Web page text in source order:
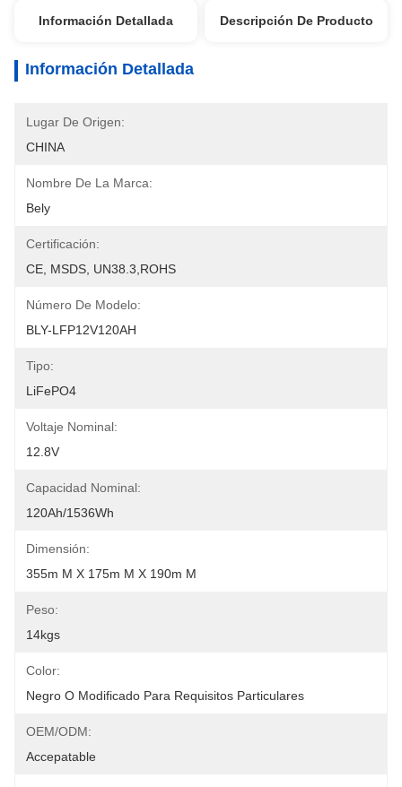
Información Detallada Descripción De Producto
Información Detallada
Lugar De Origen:
CHINA
Nombre De La Marca:
Bely
Certificación:
CE, MSDS, UN38.3,ROHS
Número De Modelo:
BLY-LFP12V120AH
Tipo:
LiFePO4
Voltaje Nominal:
12.8V
Capacidad Nominal:
120Ah/1536Wh
Dimensión:
355m M X 175m M X 190m M
Peso:
14kgs
Color:
Negro O Modificado Para Requisitos Particulares
OEM/ODM:
Accepatable